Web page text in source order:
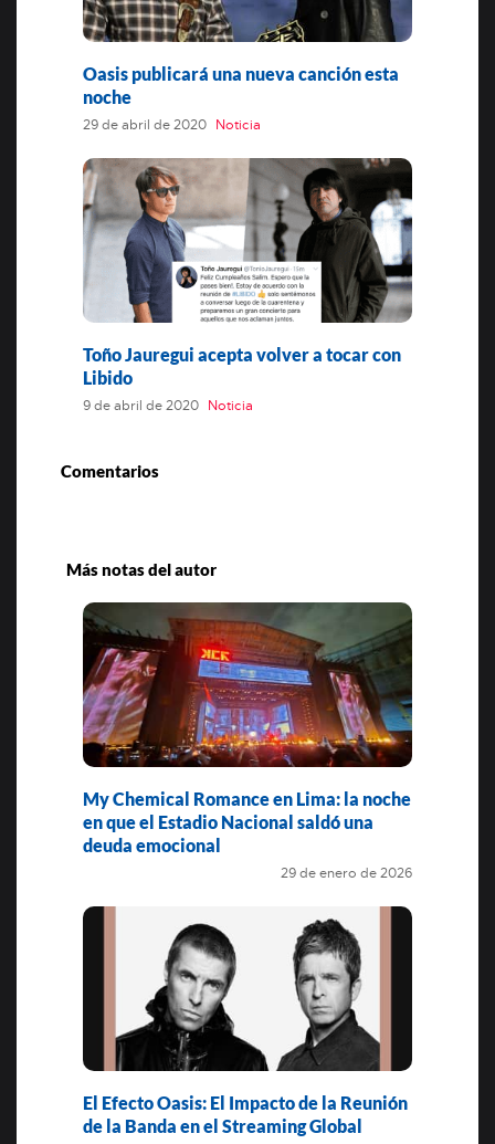
Oasis publicará una nueva canción esta
noche
29 de abril de 2020 Noticia
Toño Jauregui acepta volver a tocar con
Libido
9 de abril de 2020 Noticia
Comentarios
Más notas del autor
My Chemical Romance en Lima: la noche
en que el Estadio Nacional saldó una
deuda emocional
29 de enero de 2026
El Efecto Oasis: El Impacto de la Reunión
de la Banda en el Streaming Global